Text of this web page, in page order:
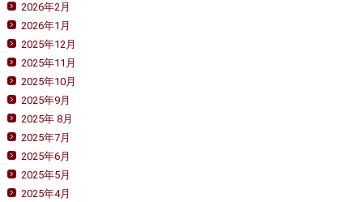
2026年2月
2026年1月
2025年12月
2025年11月
2025年10月
2025年9月
2025年 8月
2025年7月
2025年6月
2025年5月
2025年4月